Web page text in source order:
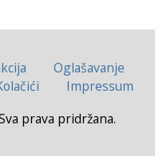
Oglašavanje
Impressum
prava pridržana.